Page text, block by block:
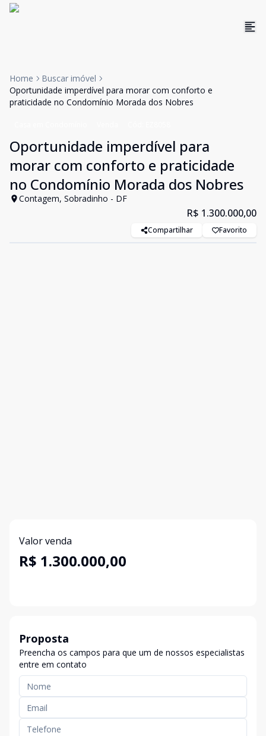
Home
Buscar imóvel
Oportunidade imperdível para morar com conforto e
praticidade no Condomínio Morada dos Nobres
Oportunidade imperdível para
morar com conforto e praticidade
no Condomínio Morada dos Nobres
Contagem, Sobradinho - DF
R$ 1.300.000,00
Compartilhar Favorito
Valor venda
R$ 1.300.000,00
Proposta
Preencha os campos para que um de nossos especialistas
entre em contato